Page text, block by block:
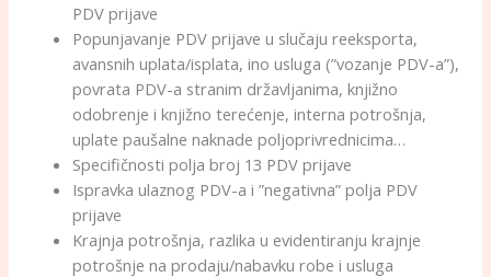
PDV prijave
Popunjavanje PDV prijave u slučaju reeksporta,
avansnih uplata/isplata, ino usluga (”vozanje PDV-a”),
povrata PDV-a stranim državljanima, knjižno
odobrenje i knjižno terećenje, interna potrošnja,
uplate paušalne naknade poljoprivrednicima…
Specifičnosti polja broj 13 PDV prijave
Ispravka ulaznog PDV-a i ”negativna” polja PDV
prijave
Krajnja potrošnja, razlika u evidentiranju krajnje
potrošnje na prodaju/nabavku robe i usluga